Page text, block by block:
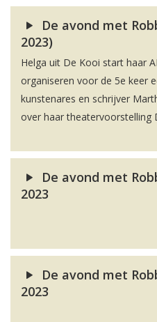
De avond met
2023)
Helga uit De Kooi start haar
organiseren voor de 5e keer
kunstenares en schrijver
over haar theatervoorstelling
De avond met
2023
De avond met
2023